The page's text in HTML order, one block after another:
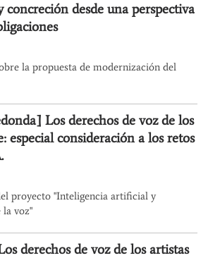
concreción desde una perspectiva
la propuesta de modernización del
Los derechos de voz de los
especial consideración a los retos
proyecto "Inteligencia artificial y
voz"
derechos de voz de los artistas